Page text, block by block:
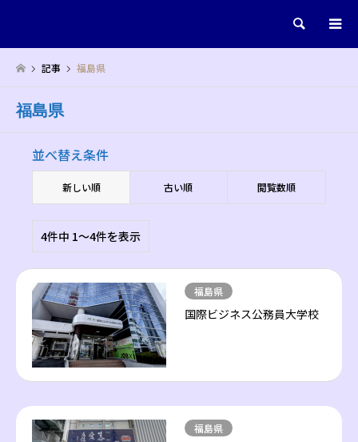
検索
記事 福島県
福島県
並べ替え条件
新しい順 古い順 閲覧数順
4件中 1〜4件を表示
福島県
国際ビジネス公務員大学校
福島県